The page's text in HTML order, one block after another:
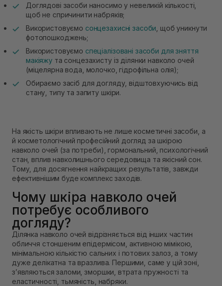
Доглядові засоби наносимо у невеликій кількості,
щоб не спричинити набряків;
Використовуємо сонцезахисні засоби , щоб уникнути
фотопошкоджень;
Використовуємо спеціалізовані засоби для зняття
макіяжу та сонцезахисту із ділянки навколо очей
(міцелярна вода, молочко, гідрофільна олія);
Обираємо засіб для догляду, відштовхуючись від
стану, типу та запиту шкіри.
На якість шкіри впливають не лише косметичні засоби, а
й косметологічний професійний догляд за шкірою
навколо очей (за потреби), гормональний, психологічний
стан, вплив навколишнього середовища та якісний сон.
Тому, для досягнення найкращих результатів, завжди
ефективнішим буде комплекс заходів.
Чому шкіра навколо очей
потребує особливого
догляду?
Ділянка навколо очей відрізняється від інших частин
обличчя стоншеним епідермісом, активною мімікою,
мінімальною кількістю сальних і потових залоз, а тому
дуже делікатна та вразлива. Першими, саме у цій зоні,
з’являються заломи, зморшки, втрата пружності та
еластичності, тьмяність, набряки.